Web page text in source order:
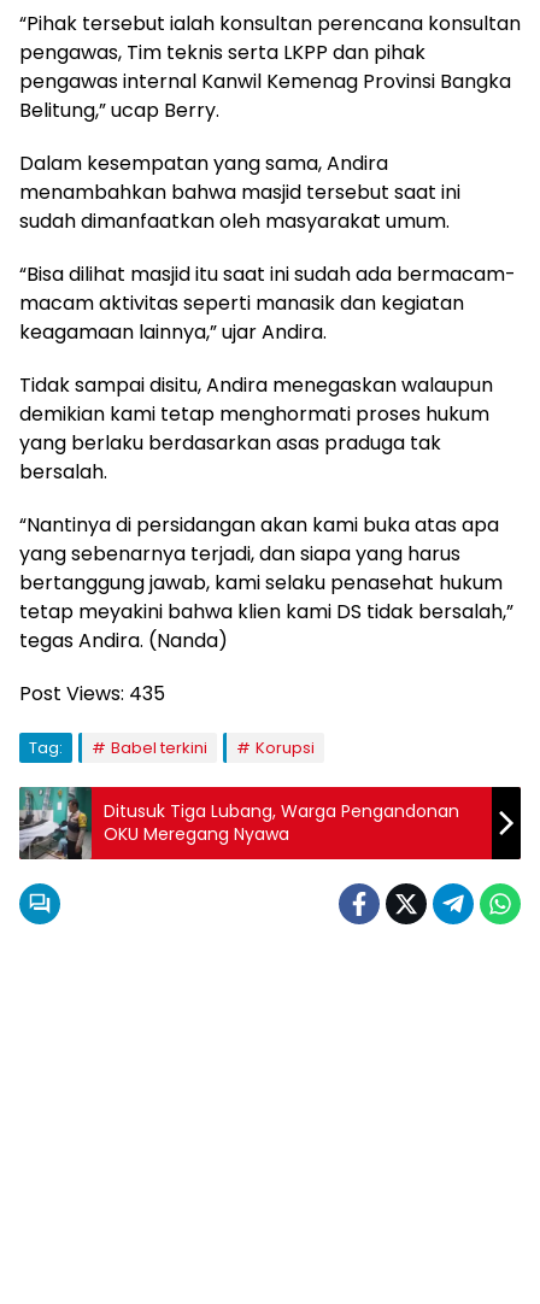
“Pihak tersebut ialah konsultan perencana konsultan
pengawas, Tim teknis serta LKPP dan pihak
pengawas internal Kanwil Kemenag Provinsi Bangka
Belitung,” ucap Berry.
Dalam kesempatan yang sama, Andira
menambahkan bahwa masjid tersebut saat ini
sudah dimanfaatkan oleh masyarakat umum.
“Bisa dilihat masjid itu saat ini sudah ada bermacam-
macam aktivitas seperti manasik dan kegiatan
keagamaan lainnya,” ujar Andira.
Tidak sampai disitu, Andira menegaskan walaupun
demikian kami tetap menghormati proses hukum
yang berlaku berdasarkan asas praduga tak
bersalah.
“Nantinya di persidangan akan kami buka atas apa
yang sebenarnya terjadi, dan siapa yang harus
bertanggung jawab, kami selaku penasehat hukum
tetap meyakini bahwa klien kami DS tidak bersalah,”
tegas Andira. (Nanda)
Post Views: 435
Tag: Babel terkini Korupsi
Ditusuk Tiga Lubang, Warga Pengandonan
OKU Meregang Nyawa